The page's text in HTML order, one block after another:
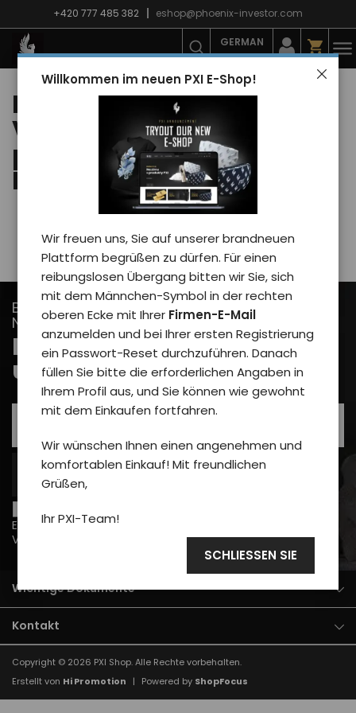
Willkommen im neuen PXI E-Shop!
Wir freuen uns, Sie auf unserer brandneuen
Plattform begrüßen zu dürfen. Für einen
reibungslosen Übergang bitten wir Sie, sich
mit dem Männchen-Symbol in der rechten
oberen Ecke mit Ihrer Firmen-E-Mail
anzumelden und bei Ihrer ersten Registrierung
ein Passwort-Reset durchzuführen. Danach
füllen Sie bitte die erforderlichen Angaben in
Ihrem Profil aus, und Sie können wie gewohnt
mit dem Einkaufen fortfahren.
Wir wünschen Ihnen einen angenehmen und
komfortablen Einkauf! Mit freundlichen
Grüßen,
Ihr PXI-Team!
SCHLIESSEN SIE
+420 777 485 382 eshop@phoenix-investor.com
GERMAN
Regeln für die
Verarbeitung
personenbezogener
Bleiben Sie auf dem Laufenden mit unseren
Newslettern...
Melden Sie sich für
unseren Newsletter an
E-Mail informiert werden und bin damit einverstanden
Verarbeitung von personenbezogenen Daten.
Wichtige Dokumente
Kontakt
Copyright © 2026 PXI Shop . Alle Rechte vorbehalten.
Erstellt von Hi Promotion Powered by ShopFocus